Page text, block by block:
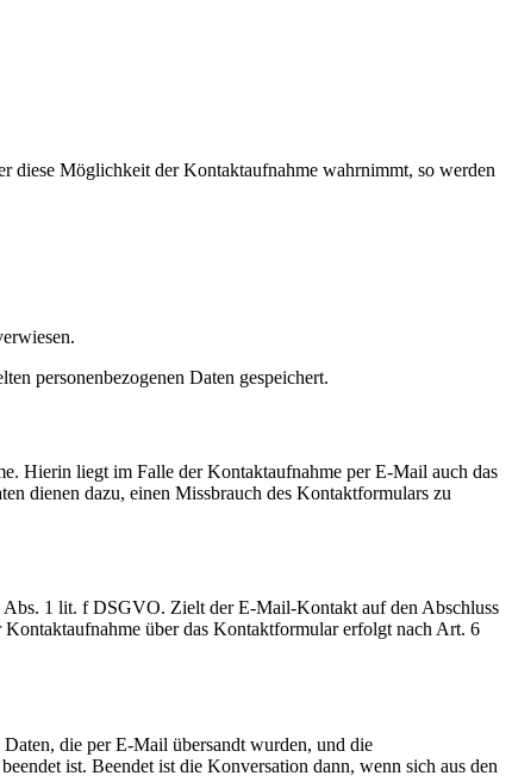
diese Möglichkeit der Kontaktaufnahme wahrnimmt, so werden
personenbezogenen Daten gespeichert.
Hierin liegt im Falle der Kontaktaufnahme per E-Mail auch das
dienen dazu, einen Missbrauch des Kontaktformulars zu
Abs. 1 lit. f DSGVO. Zielt der E-Mail-Kontakt auf den Abschluss
über das Kontaktformular erfolgt nach Art. 6
die per E-Mail übersandt wurden, und die
ist. Beendet ist die Konversation dann, wenn sich aus den